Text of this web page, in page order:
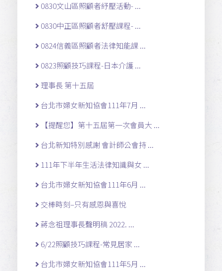
0830文山區照顧者紓壓活動- ...
0830中正區照顧者舒壓課程- ...
0824信義區照顧者法律知能課 ...
0823照顧技巧課程-日本介護 ...
理事長 第十五屆
台北市婦女新知協會111年7月 ...
【提醒您】第十五屆第一次會員大 ...
台北新知特別感謝 會計師公會持 ...
111年下半年生活法律知識與女 ...
台北市婦女新知協會111年6月 ...
交棒時刻–只有感恩與喜悅
蔣念祖理事長聲明稿 2022. ...
6/22照顧技巧課程-常見居家 ...
台北市婦女新知協會111年5月 ...